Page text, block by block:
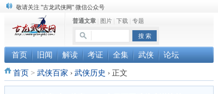
敬请关注 "古龙武侠网" 微信公众号
《古龙小说原貌探究》修订版已上市
顾雪衣《古龙武侠小说知见录》上市
普通文章| 图片| 下载| 专题
首页 旧闻 解读 考证 全集 武侠 论坛
首页> 武侠百家 › 武侠历史 ›正文